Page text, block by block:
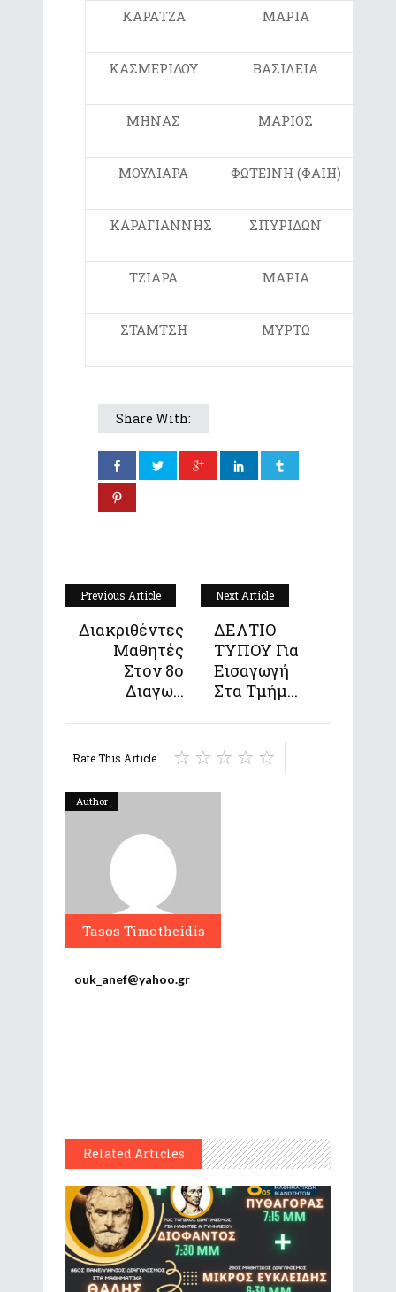
ΚΑΡΑΤΖΑ ΜΑΡΙΑ
ΚΑΣΜΕΡΙΔΟΥ ΒΑΣΙΛΕΙΑ
ΜΗΝΑΣ ΜΑΡΙΟΣ
ΜΟΥΛΙΑΡΑ ΦΩΤΕΙΝΗ (ΦΑΙΗ)
ΚΑΡΑΓΙΑΝΝΗΣ ΣΠΥΡΙΔΩΝ
ΤΖΙΑΡΑ ΜΑΡΙΑ
ΣΤΑΜΤΣΗ ΜΥΡΤΩ
Share With:
Previous Article
Διακριθέντες
Μαθητές
Στον 8ο
Διαγω...
Next Article
ΔΕΛΤΙΟ
ΤΥΠΟΥ Για
Εισαγωγή
Στα Τμήμ...
Rate This Article
Author
Tasos Timotheidis
ouk_anef@yahoo.gr
Related Articles